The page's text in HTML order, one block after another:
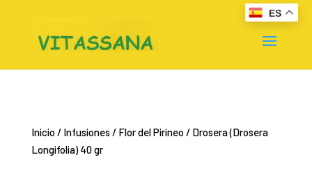
Inicio/ Infusiones / Flor del Pirineo/ Drosera (Drosera
Longifolia) 40 gr
ES